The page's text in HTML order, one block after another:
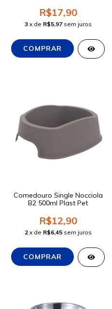
R$17,90
3 x de R$5,97 sem juros
Comedouro Single Nocciola
B2 500ml Plast Pet
R$12,90
2 x de R$6,45 sem juros